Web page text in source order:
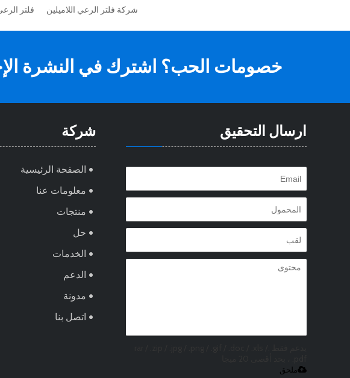
شركة فلتر الرعي اللاميلين
فلتر
خصومات الحب؟ اشترك في النشرة
ارسال التحقيق
ملحق
شركة
الصفحة الرئيسية
معلومات عنا
منتجات
حل
الخدمات
الدعم
مدونة
اتصل بنا